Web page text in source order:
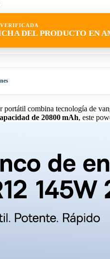
DEL PRODUCTO EN
portátil combina tecnología de
de 20800 mAh, este